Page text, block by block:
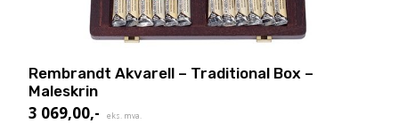
Rembrandt Akvarell – Traditional Box –
Maleskrin
3 069,00,- eks. mva.